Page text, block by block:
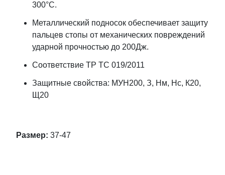
300°С.
Металлический подносок обеспечивает защиту
пальцев стопы от механических повреждений
ударной прочностью до 200Дж.
Соответствие ТР ТС 019/2011
Защитные свойства: МУН200, З, Нм, Нс, К20,
Щ20
Размер: 37-47